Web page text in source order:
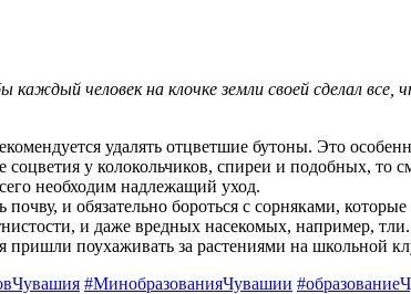
каждый человек на клочке земли своей сделал
удалять отцветшие бутоны. Это
у колокольчиков, спиреи и подобных, то
необходим надлежащий уход.
и обязательно бороться с сорняками,
и даже вредных насекомых, например, тли.
поухаживать за растениями на школьной
#МинобразованияЧувашии